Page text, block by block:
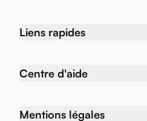
Liens rapides
Centre d'aide
Mentions légales